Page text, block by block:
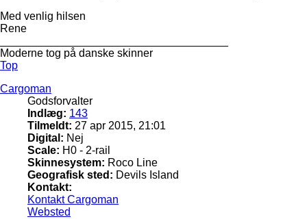
Med venlig hilsen
Rene
Moderne tog på danske skinner
Top
Cargoman
Godsforvalter
Indlæg: 143
Tilmeldt: 27 apr 2015, 21:01
Digital: Nej
Scale: H0 - 2-rail
Skinnesystem: Roco Line
Geografisk sted: Devils Island
Kontakt:
Kontakt Cargoman
Websted